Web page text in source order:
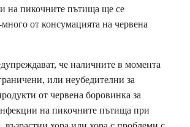
на пикочните пътища ще се
от консумацията на червена
че наличните в момента
или неубедителни за
от червена боровинка за
на пикочните пътища при